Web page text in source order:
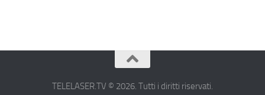
TELELASER.TV © 2026. Tutti i diritti riservati.